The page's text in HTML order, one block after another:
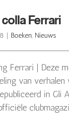
Ferrari
| Boeken, Nieuws
Ferrari | Deze
van verhalen
in Gli